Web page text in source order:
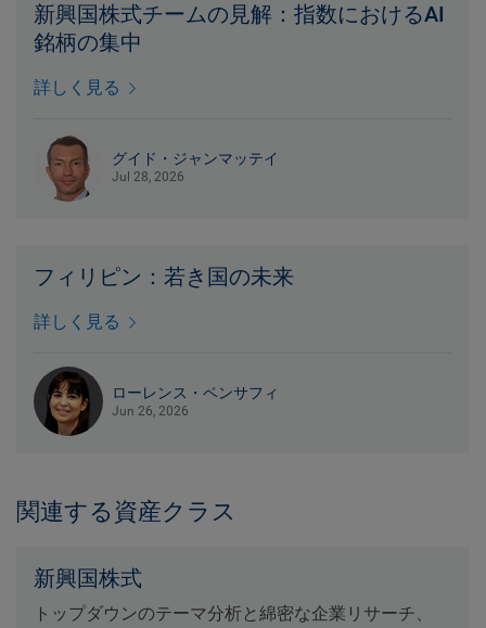
新興国株式チームの見解：指数におけるAI
銘柄の集中
詳しく見る
グイド・ジャンマッテイ
Jul 28, 2026
フィリピン：若き国の未来
詳しく見る
ローレンス・ベンサフィ
Jun 26, 2026
関連する資産クラス
新興国株式
トップダウンのテーマ分析と綿密な企業リサーチ、